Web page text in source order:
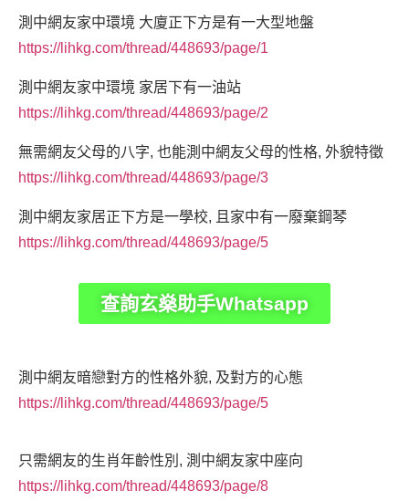
測中網友家中環境 大廈正下方是有一大型地盤
https://lihkg.com/thread/448693/page/1
測中網友家中環境 家居下有一油站
https://lihkg.com/thread/448693/page/2
無需網友父母的八字, 也能測中網友父母的性格, 外貌特徵
https://lihkg.com/thread/448693/page/3
測中網友家居正下方是一學校, 且家中有一廢棄鋼琴
https://lihkg.com/thread/448693/page/5
查詢玄燊助手Whatsapp
測中網友暗戀對方的性格外貌, 及對方的心態
https://lihkg.com/thread/448693/page/5
只需網友的生肖年齡性別, 測中網友家中座向
https://lihkg.com/thread/448693/page/8